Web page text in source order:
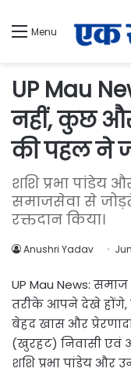
Menu
UP Mau
नहीं, कुछ
की पहल ने
शशि प्रभा पांडेय
समाजसेवा से
रक्तदान किया।
Anushri Yadav
UP Mau News:
तरीके आपने देखे
बेहद खास और
(खुरहट) निवासी एवं
शशि प्रभा पांडेय और